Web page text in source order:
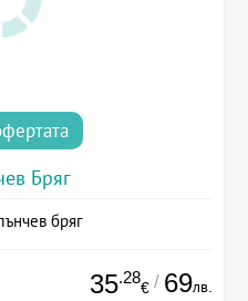
Бряг
бряг
35.28
€ / 69лв.